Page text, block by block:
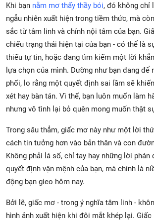
Khi bạn nằm mơ thấy thầy bói, đó không chỉ
ngẫu nhiên xuất hiện trong tiềm thức, mà
sắc từ tâm linh và chính nội tâm của bạn.
chiếu trạng thái hiện tại của bạn - có thể là
thiếu tự tin, hoặc đang tìm kiếm một lời
lựa chọn của mình. Dường như bạn đang để
phối, lo rằng một quyết định sai lầm sẽ
xét hay bàn tán. Vì thế, bạn luôn muốn làm
nhưng vô tình lại bỏ quên mong muốn thật
Trong sâu thẳm, giấc mơ này như một lời
cách tin tưởng hơn vào bản thân và con
Không phải lá số, chỉ tay hay những lời phán
quyết định vận mệnh của bạn, mà chính là
động bạn gieo hôm nay.
Bởi lẽ, giấc mơ - trong ý nghĩa tâm linh -
hình ảnh xuất hiện khi đôi mắt khép lại.